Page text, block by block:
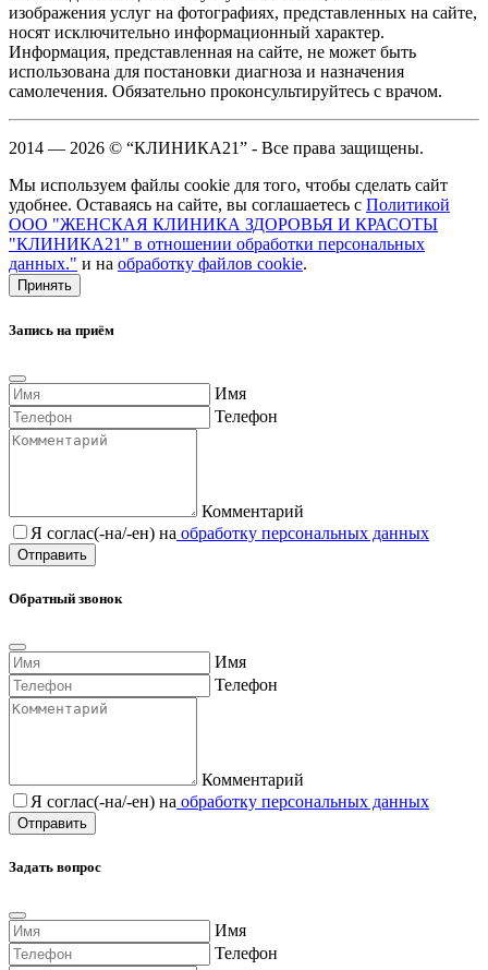
изображения услуг на фотографиях, представленных на сайте,
носят исключительно информационный характер.
Информация, представленная на сайте, не может быть
использована для постановки диагноза и назначения
самолечения. Обязательно проконсультируйтесь с врачом.
2014 — 2026 © “КЛИНИКА21” - Все права защищены.
Мы используем файлы cookie для того, чтобы сделать сайт
удобнее. Оставаясь на сайте, вы соглашаетесь с Политикой
ООО "ЖЕНСКАЯ КЛИНИКА ЗДОРОВЬЯ И КРАСОТЫ
"КЛИНИКА21" в отношении обработки персональных
данных." и на обработку файлов cookie.
Принять
Запись на приём
Имя
Телефон
Комментарий
Я соглас(-на/-ен) на обработку персональных данных
Обратный звонок
Имя
Телефон
Комментарий
Я соглас(-на/-ен) на обработку персональных данных
Задать вопрос
Имя
Телефон